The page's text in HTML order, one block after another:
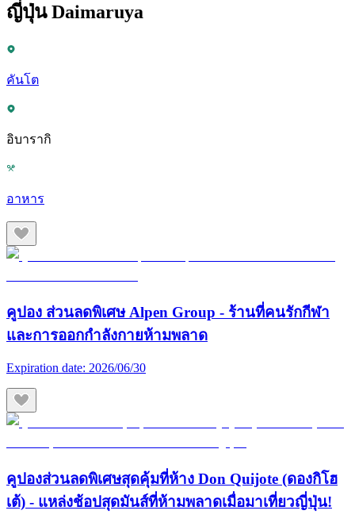
ญี่ปุ่น Daimaruya
คันโต
อิบารากิ
อาหาร
คูปอง ส่วนลดพิเศษ Alpen Group - ร้านที่คนรักกีฬา
และการออกกำลังกายห้ามพลาด
Expiration date: 2026/06/30
คูปองส่วนลดพิเศษสุดคุ้มที่ห้าง Don Quijote (ดองกิโฮ
เต้) - แหล่งช้อปสุดมันส์ที่ห้ามพลาดเมื่อมาเที่ยวญี่ปุ่น!